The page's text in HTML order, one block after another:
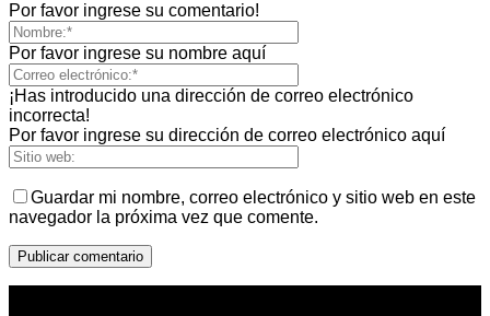
Por favor ingrese su comentario!
Por favor ingrese su nombre aquí
¡Has introducido una dirección de correo electrónico
incorrecta!
Por favor ingrese su dirección de correo electrónico aquí
Guardar mi nombre, correo electrónico y sitio web en este
navegador la próxima vez que comente.